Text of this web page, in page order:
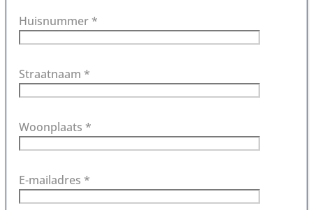
Huisnummer *
Straatnaam *
Woonplaats *
E-mailadres *